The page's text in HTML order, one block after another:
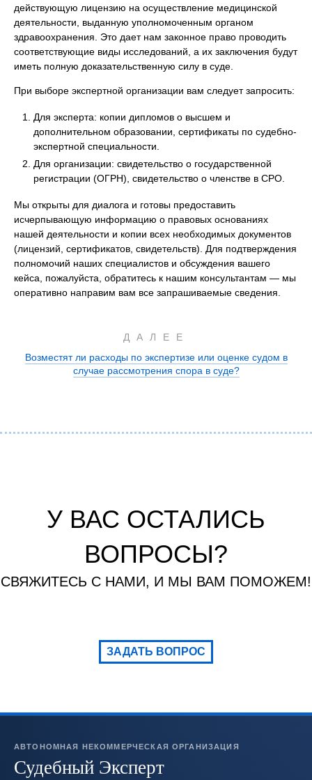
действующую лицензию на осуществление медицинской
деятельности, выданную уполномоченным органом
здравоохранения. Это дает нам законное право проводить
соответствующие виды исследований, а их заключения будут
иметь полную доказательственную силу в суде.
При выборе экспертной организации вам следует запросить:
Для эксперта: копии дипломов о высшем и
дополнительном образовании, сертификаты по судебно-
экспертной специальности.
Для организации: свидетельство о государственной
регистрации (ОГРН), свидетельство о членстве в СРО.
Мы открыты для диалога и готовы предоставить
исчерпывающую информацию о правовых основаниях
нашей деятельности и копии всех необходимых документов
(лицензий, сертификатов, свидетельств). Для подтверждения
полномочий наших специалистов и обсуждения вашего
кейса, пожалуйста, обратитесь к нашим консультантам — мы
оперативно направим вам все запрашиваемые сведения.
ДАЛЕЕ
Возместят ли расходы по экспертизе или оценке судом в
случае рассмотрения спора в суде?
У ВАС ОСТАЛИСЬ
ВОПРОСЫ?
СВЯЖИТЕСЬ С НАМИ, И МЫ ВАМ ПОМОЖЕМ!
ЗАДАТЬ ВОПРОС
АВТОНОМНАЯ НЕКОММЕРЧЕСКАЯ ОРГАНИЗАЦИЯ
Судебный Эксперт